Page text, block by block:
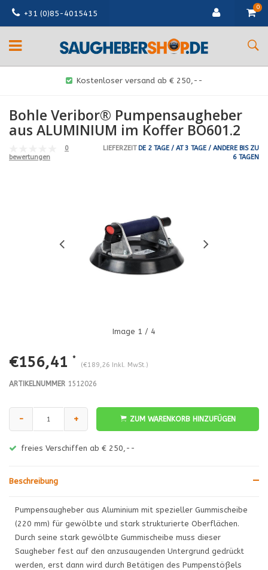
+31 (0)85-4015415
0
Kostenloser versand ab € 250,--
Bohle Veribor® Pumpensaugheber
aus ALUMINIUM im Koffer BO601.2
0
bewertungen
LIEFERZEITDE 2 TAGE / AT 3 TAGE / ANDERE BIS ZU
6 TAGEN
Image 1 / 4
€156,41 *
(€189,26 Inkl. MwSt.)
ARTIKELNUMMER 1512026
- + ZUM WARENKORB HINZUFÜGEN
freies Verschiffen ab € 250,--
Beschreibung
Pumpensaugheber aus Aluminium mit spezieller Gummischeibe
(220 mm) für gewölbte und stark strukturierte Oberflächen.
Durch seine stark gewölbte Gummischeibe muss dieser
Saugheber fest auf den anzusaugenden Untergrund gedrückt
werden, erst dann wird durch Betätigen des Pumpenstößels